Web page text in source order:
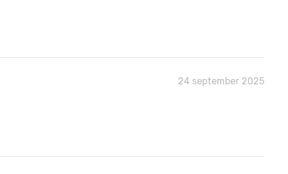
24 september 2025